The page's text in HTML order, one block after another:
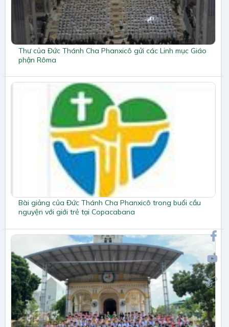
Thư của Đức Thánh Cha Phanxicô gửi các Linh mục Giáo
phận Rôma
Bài giảng của Đức Thánh Cha Phanxicô trong buổi cầu
nguyện với giới trẻ tại Copacabana